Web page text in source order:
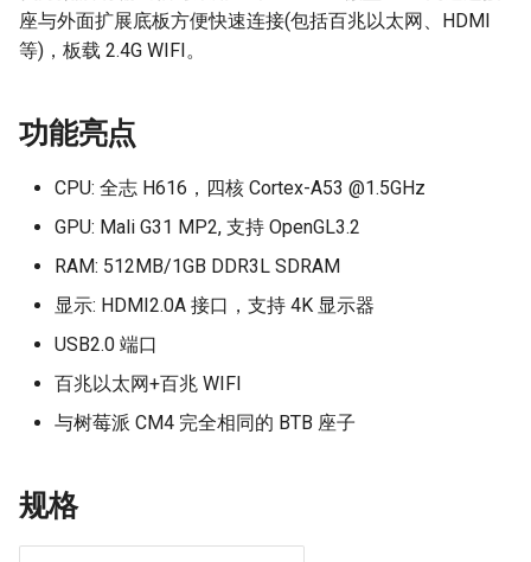
软件安装
Panda Cushion XP
Panda Door
Panda-Enclosure
Panda 热端
Panda Jetpack
Panda Lux
座与外面扩展底板方便快速连接(包括百兆以太网、HDMI
等)，板载 2.4G WIFI。
功能亮点
CPU: 全志 H616，四核 Cortex-A53 @1.5GHz
GPU: Mali G31 MP2, 支持 OpenGL3.2
RAM: 512MB/1GB DDR3L SDRAM
显示: HDMI2.0A 接口，支持 4K 显示器
USB2.0 端口
百兆以太网+百兆 WIFI
与树莓派 CM4 完全相同的 BTB 座子
规格